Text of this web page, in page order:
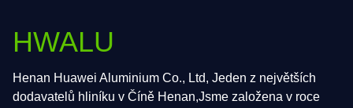
HWALU
Henan Huawei Aluminium Co., Ltd, Jeden z největších
dodavatelů hliníku v Číně Henan,Jsme založena v roce